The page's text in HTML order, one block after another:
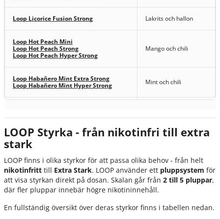
Loop Licorice Fusion Strong Lakrits och hallon
Loop Hot Peach Mini
Loop Hot Peach Strong
Loop Hot Peach Hyper Strong
Mango och chili
Loop Habañero Mint Extra Strong
Loop Habañero Mint Hyper Strong
Mint och chili
Loop Blackcurrant Strong (tidigare Loop
Cassis Bliss)
Loop Spicy Apple Strong
Gröna äpplen med
chili
LOOP Styrka - från nikotinfri till extra
stark
LOOP finns i olika styrkor för att passa olika behov - från helt
nikotinfritt till Extra Stark. LOOP använder ett pluppsystem för
att visa styrkan direkt på dosan. Skalan går från 2 till 5 pluppar,
där fler pluppar innebär högre nikotininnehåll.
En fullständig översikt över deras styrkor finns i tabellen nedan.